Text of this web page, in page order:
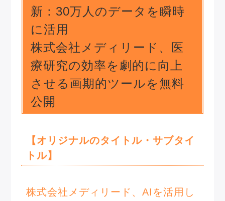
新：30万人のデータを瞬時
に活用
株式会社メディリード、医
療研究の効率を劇的に向上
させる画期的ツールを無料
公開
【オリジナルのタイトル・サブタイ
トル】
株式会社メディリード、AIを活用し